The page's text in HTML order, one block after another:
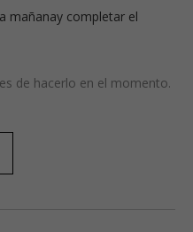
mañanay completar el
de hacerlo en el momento.